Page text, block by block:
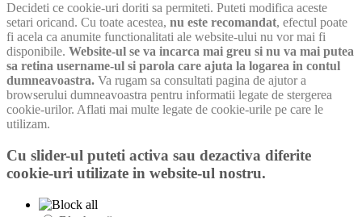
Decideti ce cookie-uri doriti sa permiteti. Puteti modifica aceste
setari oricand. Cu toate acestea, nu este recomandat, efectul poate
fi acela ca anumite functionalitati ale website-ului nu vor mai fi
disponibile. Website-ul se va incarca mai greu si nu va mai putea
sa retina username-ul si parola care ajuta la logarea in contul
dumneavoastra. Va rugam sa consultati pagina de ajutor a
browserului dumneavoastra pentru informatii legate de stergerea
cookie-urilor. Aflati mai multe legate de cookie-urile pe care le
utilizam.
Cu slider-ul puteti activa sau dezactiva diferite
cookie-uri utilizate in website-ul nostru.